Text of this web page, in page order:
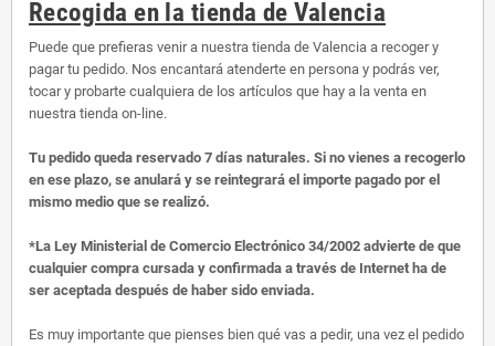
Recogida en la tienda de Valencia
Puede que prefieras venir a nuestra tienda de Valencia a recoger y
pagar tu pedido. Nos encantará atenderte en persona y podrás ver,
tocar y probarte cualquiera de los artículos que hay a la venta en
nuestra tienda on-line.
Tu pedido queda reservado 7 días naturales. Si no vienes a recogerlo
en ese plazo, se anulará y se reintegrará el importe pagado por el
mismo medio que se realizó.
*La Ley Ministerial de Comercio Electrónico 34/2002 advierte de que
cualquier compra cursada y confirmada a través de Internet ha de
ser aceptada después de haber sido enviada.
Es muy importante que pienses bien qué vas a pedir, una vez el pedido